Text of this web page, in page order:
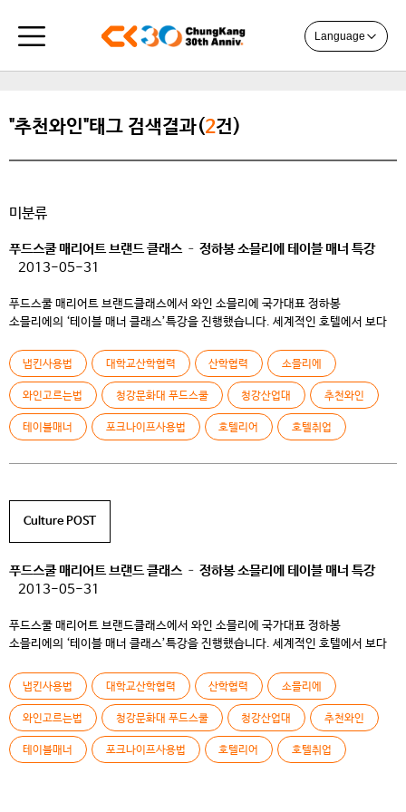
Language
"추천와인"태그 검색결과(2건)
미분류
푸드스쿨 매리어트 브랜드 클래스 – 정하봉 소믈리에 테이블 매너 특강
2013-05-31
푸드스쿨 매리어트 브랜드클래스에서 와인 소믈리에 국가대표 정하봉
소믈리에의 ‘테이블 매너 클래스’특강을 진행했습니다. 세계적인 호텔에서 보다
냅킨사용법 대학교산학협력 산학협력 소믈리에
와인고르는법 청강문화대 푸드스쿨 청강산업대 추천와인
테이블매너 포크나이프사용법 호텔리어 호텔취업
Culture POST
푸드스쿨 매리어트 브랜드 클래스 – 정하봉 소믈리에 테이블 매너 특강
2013-05-31
푸드스쿨 매리어트 브랜드클래스에서 와인 소믈리에 국가대표 정하봉
소믈리에의 ‘테이블 매너 클래스’특강을 진행했습니다. 세계적인 호텔에서 보다
냅킨사용법 대학교산학협력 산학협력 소믈리에
와인고르는법 청강문화대 푸드스쿨 청강산업대 추천와인
테이블매너 포크나이프사용법 호텔리어 호텔취업